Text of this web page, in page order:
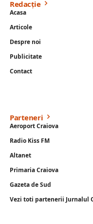
Redacție
Acasa
Articole
Despre noi
Publicitate
Contact
Parteneri
Aeroport Craiova
Radio Kiss FM
Altanet
Primaria Craiova
Gazeta de Sud
Vezi toti partenerii Jurnalul